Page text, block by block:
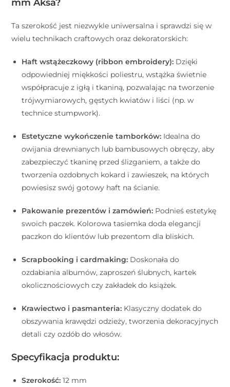
mm Aksa?
Ta szerokość jest niezwykle uniwersalna i sprawdzi się w
wielu technikach craftowych oraz dekoratorskich:
Haft wstążeczkowy (ribbon embroidery): Dzięki
odpowiedniej miękkości poliestru, wstążka świetnie
współpracuje z igłą i tkaniną, pozwalając na tworzenie
trójwymiarowych, gęstych kwiatów i liści (np. w
technice stumpwork).
Estetyczne wykończenie tamborków: Idealna do
owijania drewnianych lub bambusowych obręczy, aby
zabezpieczyć tkaninę przed ślizganiem, a także do
tworzenia ozdobnych kokard i zawieszek, na których
powiesisz swój gotowy haft na ścianie.
Pakowanie prezentów i zamówień: Podnieś estetykę
swoich paczek. Kolorowa tasiemka doda elegancji
paczkon do klientów lub prezentom dla bliskich.
Scrapbooking i cardmaking: Doskonała do
ozdabiania albumów, zaproszeń ślubnych, kartek
okolicznościowych czy zakładek do książek.
Krawiectwo i pasmanteria: Klasyczny dodatek do
obszywania krawędzi odzieży, tworzenia dekoracyjnych
detali czy ozdób do włosów.
Specyfikacja produktu:
Szerokość: 12 mm